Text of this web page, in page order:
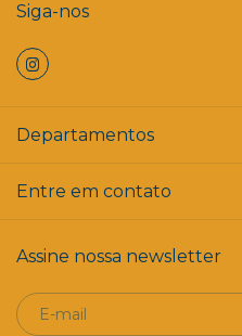
Siga-nos
Departamentos
Entre em contato
Assine nossa newsletter